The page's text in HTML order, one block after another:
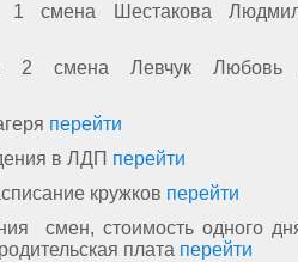
1 смена Шестакова
2 смена Левчук Любовь
перейти
в ЛДП перейти
кружков перейти
смен, стоимость одного
плата перейти